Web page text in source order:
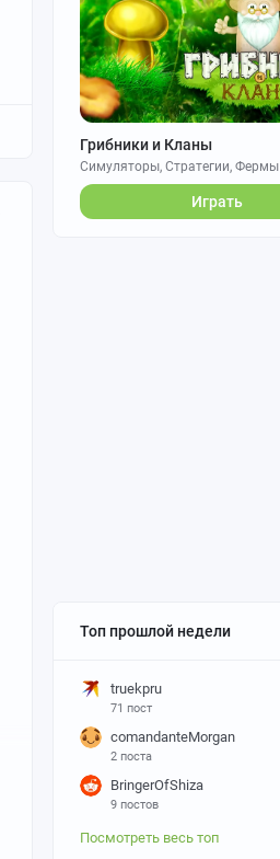
Грибники и Кланы
Симуляторы, Стратегии, Фермы
Играть
Топ прошлой недели
truekpru
71 пост
comandanteMorgan
2 поста
BringerOfShiza
9 постов
Посмотреть весь топ